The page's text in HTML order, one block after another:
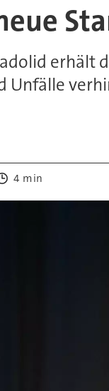
erhält
Unfälle
4 min